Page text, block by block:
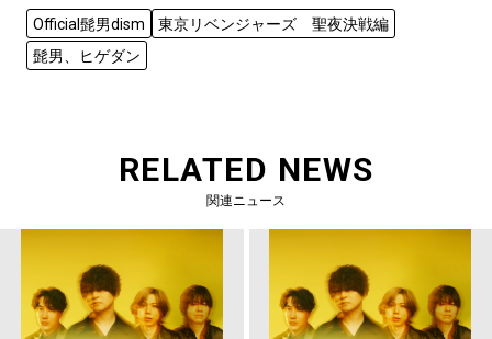
Official髭男dism
東京リベンジャーズ 聖夜決戦編
髭男、ヒゲダン
RELATED NEWS
関連ニュース